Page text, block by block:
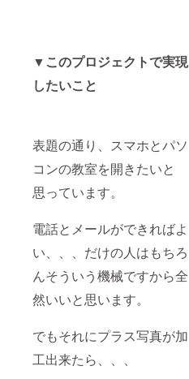
▼このプロジェクトで実現
したいこと
表題の通り、スマホとパソ
コンの教室を開きたいと
思っています。
電話とメールができればよ
い、、、だけの人はもちろ
んそういう機械ですから全
然いいと思います。
でもそれにプラス写真が加
工出来たら、、、